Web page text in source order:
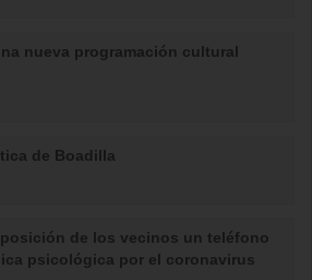
nueva programación cultural
de Boadilla
de los vecinos un teléfono
psicológica por el coronavirus